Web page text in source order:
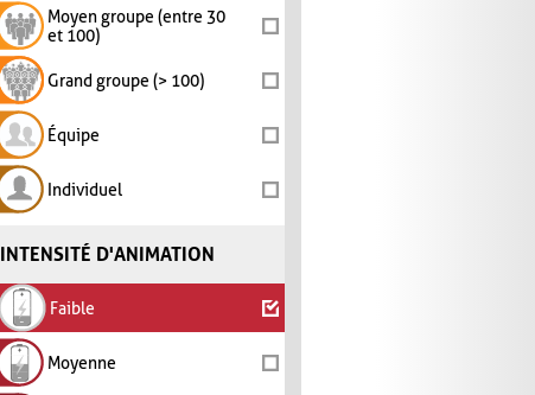
Moyen groupe (entre 30
et 100)
Grand groupe (> 100)
Équipe
Individuel
INTENSITÉ D'ANIMATION
Faible
Moyenne